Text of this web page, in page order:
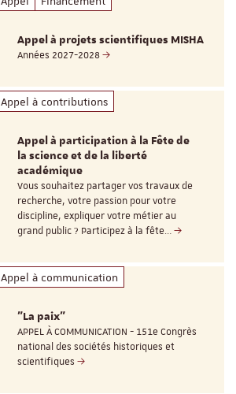
Appel à projets scientifiques MISHA
Années 2027-2028
Appel à contributions
Appel à participation à la Fête de
la science et de la liberté
académique
Vous souhaitez partager vos travaux de
recherche, votre passion pour votre
discipline, expliquer votre métier au
grand public ? Participez à la fête…
Appel à communication
"La paix"
APPEL À COMMUNICATION - 151e Congrès
national des sociétés historiques et
scientifiques